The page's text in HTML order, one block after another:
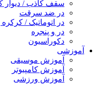
سقف کاذب / دیوار
در ضد سرقت
در اتوماتیک /
در و پنجره
دکوراسیون
آموزشی
آموزش موسیقی
آموزش کامپیوتر
آموزش ورزشی